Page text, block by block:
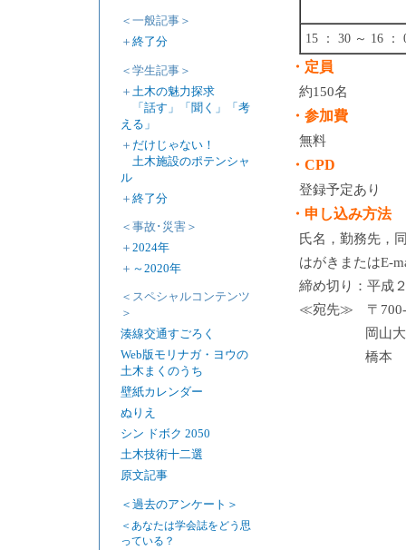
＜一般記事＞
＋ 終了分
＜学生記事＞
＋ 土木の魅力探求
「話す」「聞く」「考
える」
＋ だけじゃない！
土木施設のポテンシャ
ル
＋ 終了分
＜事故･災害＞
＋ 2024年
＋ ～2020年
＜スペシャルコンテンツ
＞
湊線交通すごろく
Web版モリナガ・ヨウの
土木まくのうち
壁紙カレンダー
ぬりえ
シン ドボク 2050
土木技術十二選
原文記事
＜過去のアンケート＞
＜あなたは学会誌をどう思
っている？
15 ： 30 ～ 16 ：
・定員
約150名
・参加費
無料
・CPD
登録予定あり
・申し込み方法
氏名，勤務先，
はがきまたはE-
締め切り：平成
≪宛先≫ 〒700-
岡山
橋本